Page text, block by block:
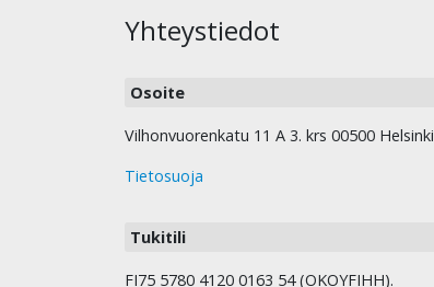
Yhteystiedot
Osoite
Vilhonvuorenkatu 11 A 3. krs 00500 Helsinki
Tietosuoja
Tukitili
FI75 5780 4120 0163 54 (OKOYFIHH).